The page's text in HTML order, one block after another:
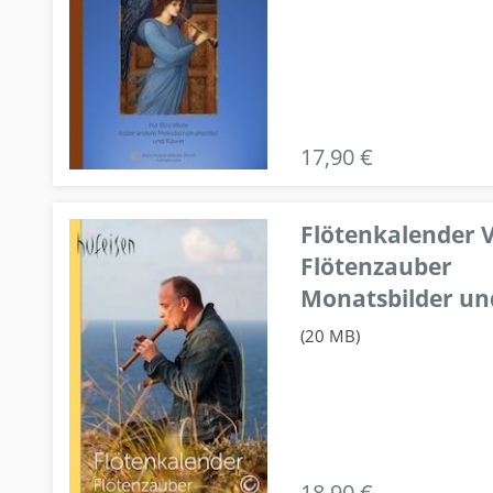
17,90 €
Flötenkalender
Flötenzauber
Monatsbilder
(20 MB)